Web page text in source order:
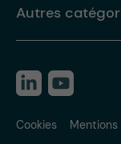
Autres
Cookies